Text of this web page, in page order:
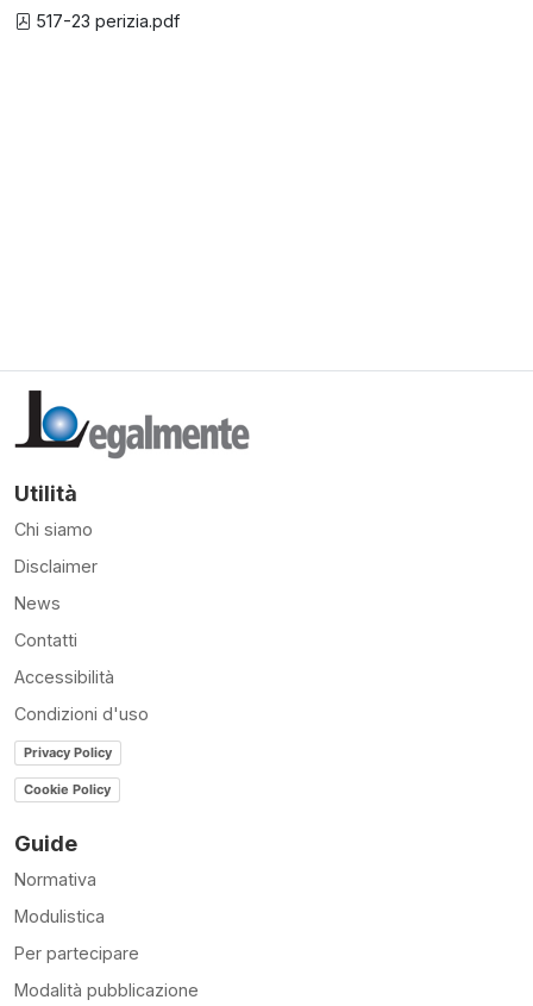
517-23 perizia.pdf
Utilità
Chi siamo
Disclaimer
News
Contatti
Accessibilità
Condizioni d'uso
Privacy Policy
Cookie Policy
Guide
Normativa
Modulistica
Per partecipare
Modalità pubblicazione